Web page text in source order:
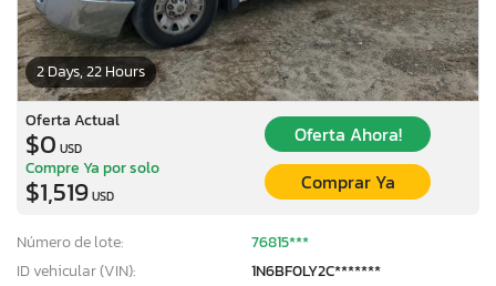
2 Days, 22 Hours
Oferta Actual
$0 USD
Oferta Ahora!
Compre Ya por solo
$1,519USD
Comprar Ya
Número de lote:
76815***
ID vehicular (VIN):
1N6BF0LY2C*******